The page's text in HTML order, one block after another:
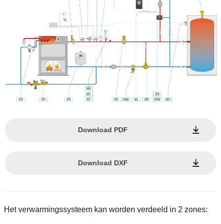
Download PDF
Download DXF
Het verwarmingssysteem kan worden verdeeld in 2 zones: